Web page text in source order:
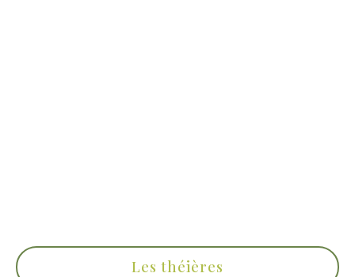
Les théières